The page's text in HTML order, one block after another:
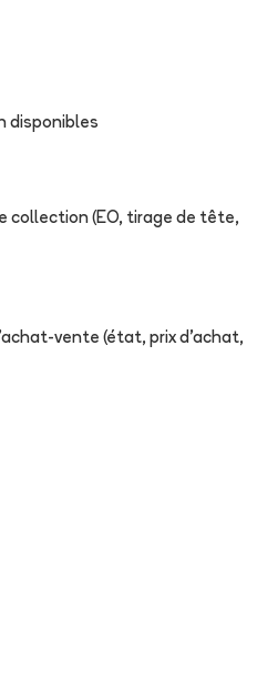
disponibles
collection (EO, tirage de tête,
vente (état, prix d'achat,